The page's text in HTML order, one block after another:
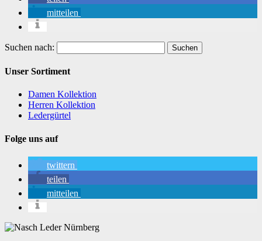
mitteilen
Suchen nach:
Unser Sortiment
Damen Kollektion
Herren Kollektion
Ledergürtel
Folge uns auf
twittern
teilen
mitteilen